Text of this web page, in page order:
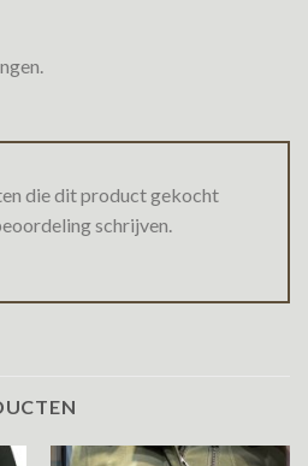
die dit product gekocht
schrijven.